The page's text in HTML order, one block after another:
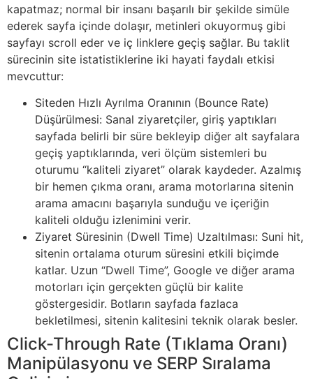
kapatmaz; normal bir insanı başarılı bir şekilde simüle
ederek sayfa içinde dolaşır, metinleri okuyormuş gibi
sayfayı scroll eder ve iç linklere geçiş sağlar. Bu taklit
sürecinin site istatistiklerine iki hayati faydalı etkisi
mevcuttur:
Siteden Hızlı Ayrılma Oranının (Bounce Rate)
Düşürülmesi: Sanal ziyaretçiler, giriş yaptıkları
sayfada belirli bir süre bekleyip diğer alt sayfalara
geçiş yaptıklarında, veri ölçüm sistemleri bu
oturumu “kaliteli ziyaret” olarak kaydeder. Azalmış
bir hemen çıkma oranı, arama motorlarına sitenin
arama amacını başarıyla sunduğu ve içeriğin
kaliteli olduğu izlenimini verir.
Ziyaret Süresinin (Dwell Time) Uzaltılması: Suni hit,
sitenin ortalama oturum süresini etkili biçimde
katlar. Uzun “Dwell Time”, Google ve diğer arama
motorları için gerçekten güçlü bir kalite
göstergesidir. Botların sayfada fazlaca
bekletilmesi, sitenin kalitesini teknik olarak besler.
Click-Through Rate (Tıklama Oranı)
Manipülasyonu ve SERP Sıralama